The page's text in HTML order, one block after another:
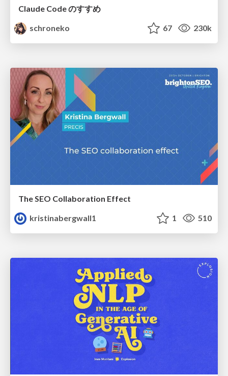
Claude Code のすすめ
schroneko
67 230k
The SEO Collaboration Effect
kristinabergwall1
1 510